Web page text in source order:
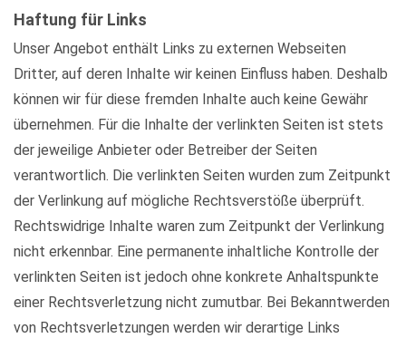
Haftung für Links
Unser Angebot enthält Links zu externen Webseiten
Dritter, auf deren Inhalte wir keinen Einfluss haben. Deshalb
können wir für diese fremden Inhalte auch keine Gewähr
übernehmen. Für die Inhalte der verlinkten Seiten ist stets
der jeweilige Anbieter oder Betreiber der Seiten
verantwortlich. Die verlinkten Seiten wurden zum Zeitpunkt
der Verlinkung auf mögliche Rechtsverstöße überprüft.
Rechtswidrige Inhalte waren zum Zeitpunkt der Verlinkung
nicht erkennbar. Eine permanente inhaltliche Kontrolle der
verlinkten Seiten ist jedoch ohne konkrete Anhaltspunkte
einer Rechtsverletzung nicht zumutbar. Bei Bekanntwerden
von Rechtsverletzungen werden wir derartige Links